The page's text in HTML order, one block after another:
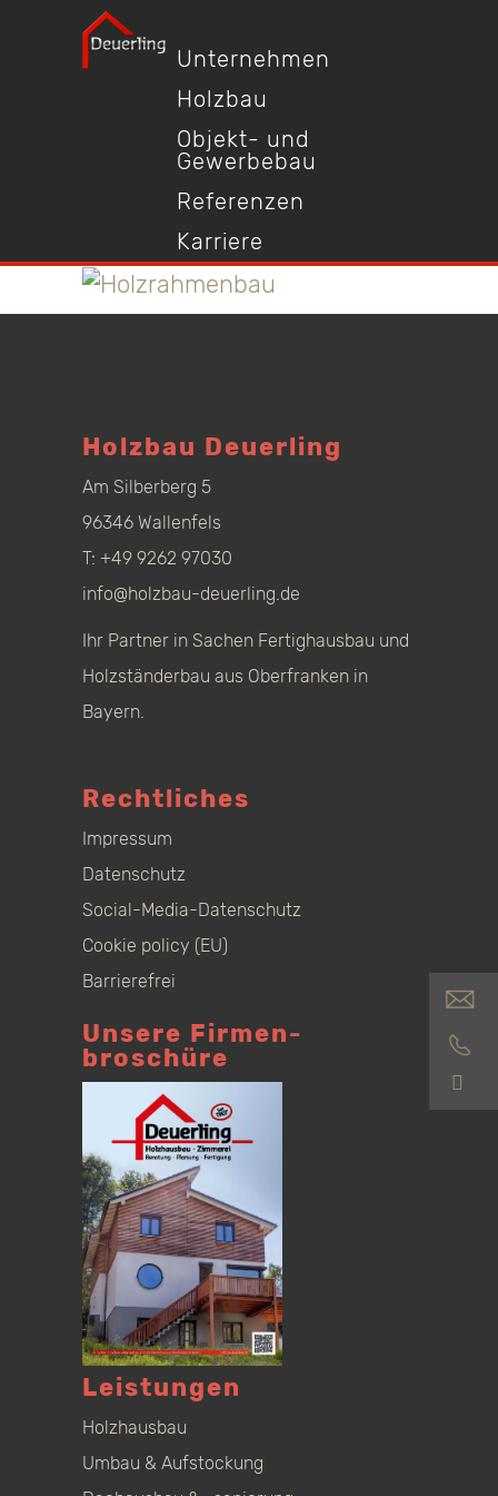
Unternehmen
Holzbau
Objekt- und
Gewerbebau
Referenzen
Karriere
Holzbau Deuerling
Am Silberberg 5
96346 Wallenfels
T: +49 9262 97030
info@holzbau-deuerling.de
Ihr Partner in Sachen Fertighausbau und
Holzständerbau aus Oberfranken in
Bayern.
Rechtliches
Impressum
Datenschutz
Social-Media-Datenschutz
Cookie policy (EU)
Barrierefrei
Unsere Firmen­
broschüre
Leistungen
Holzhausbau
Umbau & Aufstockung